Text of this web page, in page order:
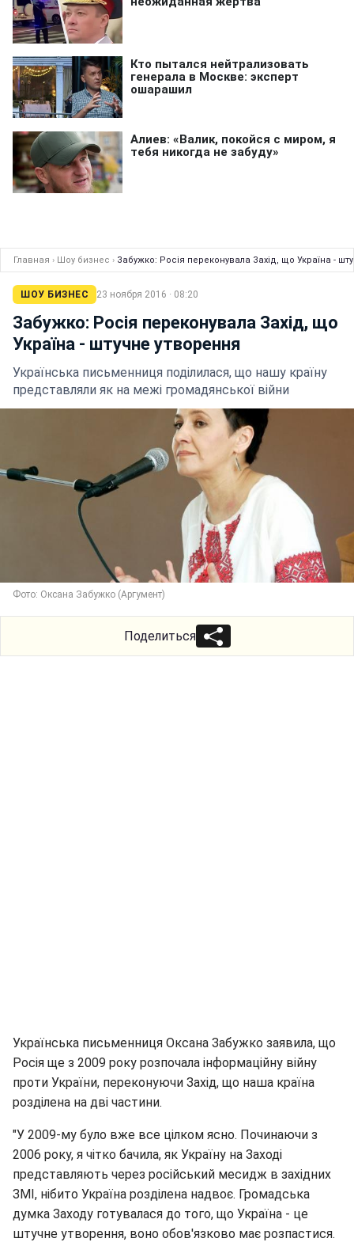
Главная › Шоу бизнес › Забужко: Росія переконувала Захід, що Україна -
ШОУ БИЗНЕС 23 ноября 2016 · 08:20
Забужко: Росія переконувала Захід, що
Україна - штучне утворення
Українська письменниця поділилася, що нашу країну
представляли як на межі громадянської війни
Фото: Оксана Забужко (Аргумент)
Поделиться
Українська письменниця Оксана Забужко заявила, що
Росія ще з 2009 року розпочала інформаційну війну
проти України, переконуючи Захід, що наша країна
розділена на дві частини.
"У 2009-му було вже все цілком ясно. Починаючи з
2006 року, я чітко бачила, як Україну на Заході
представляють через російський месидж в західних
ЗМІ, нібито Україна розділена надвоє. Громадська
думка Заходу готувалася до того, що Україна - це
штучне утворення, воно обов'язково має розпастися.